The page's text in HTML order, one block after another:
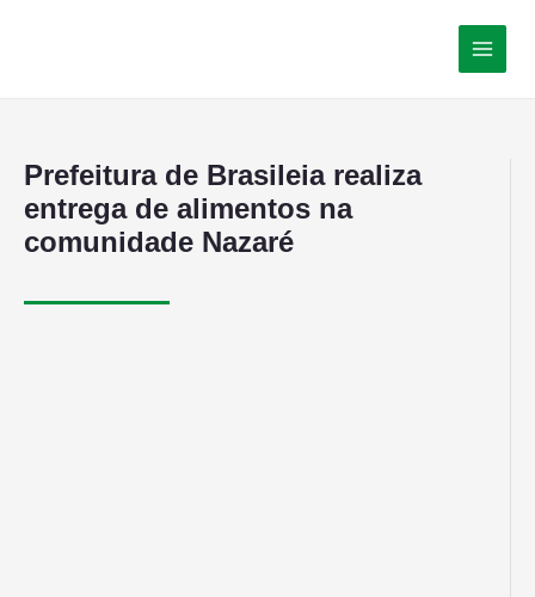
Prefeitura de Brasileia realiza
entrega de alimentos na
comunidade Nazaré